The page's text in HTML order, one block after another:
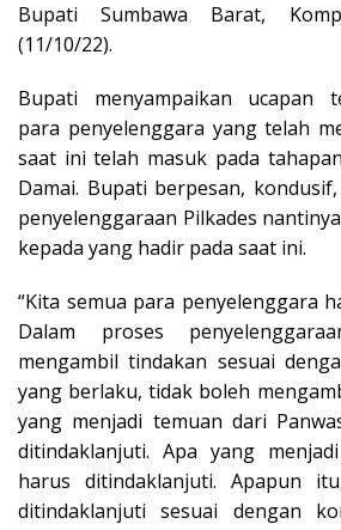
Bupati Sumbawa Barat,
(11/10/22).
Bupati menyampaikan ucapan
para penyelenggara yang telah
saat ini telah masuk pada
Damai. Bupati berpesan,
penyelenggaraan Pilkades
kepada yang hadir pada saat ini.
“Kita semua para penyelenggara
Dalam proses
mengambil tindakan sesuai
yang berlaku, tidak boleh
yang menjadi temuan dari
ditindaklanjuti. Apa yang
harus ditindaklanjuti. Apapun
ditindaklanjuti sesuai dengan